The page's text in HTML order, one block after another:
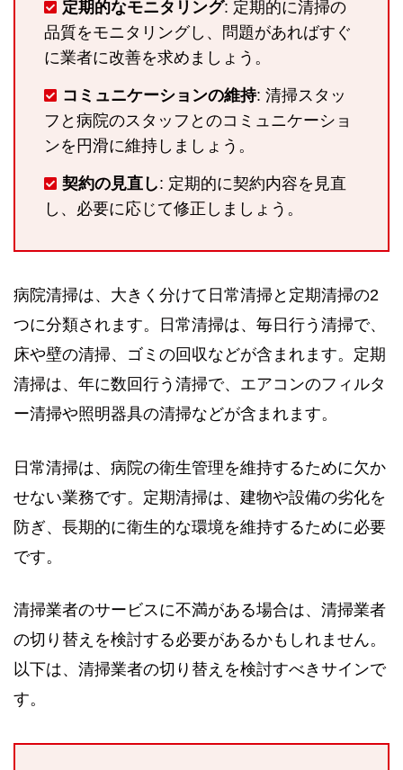
定期的なモニタリング: 定期的に清掃の
品質をモニタリングし、問題があればすぐ
に業者に改善を求めましょう。
コミュニケーションの維持: 清掃スタッ
フと病院のスタッフとのコミュニケーショ
ンを円滑に維持しましょう。
契約の見直し: 定期的に契約内容を見直
し、必要に応じて修正しましょう。
病院清掃は、大きく分けて日常清掃と定期清掃の2
つに分類されます。日常清掃は、毎日行う清掃で、
床や壁の清掃、ゴミの回収などが含まれます。定期
清掃は、年に数回行う清掃で、エアコンのフィルタ
ー清掃や照明器具の清掃などが含まれます。
日常清掃は、病院の衛生管理を維持するために欠か
せない業務です。定期清掃は、建物や設備の劣化を
防ぎ、長期的に衛生的な環境を維持するために必要
です。
清掃業者のサービスに不満がある場合は、清掃業者
の切り替えを検討する必要があるかもしれません。
以下は、清掃業者の切り替えを検討すべきサインで
す。